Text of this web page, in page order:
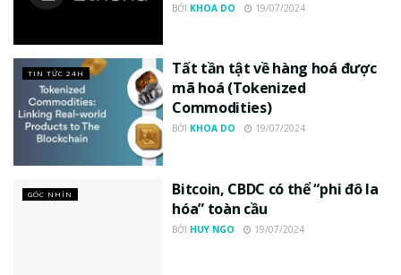
BỞI KHOA DO 19/07/2024
TIN TỨC 24H
Tất tần tật về hàng hoá được
mã hoá (Tokenized
Commodities)
BỞI KHOA DO 19/07/2024
GÓC NHÌN
Bitcoin, CBDC có thể “phi đô la
hóa” toàn cầu
BỞI HUY NGO 19/07/2024